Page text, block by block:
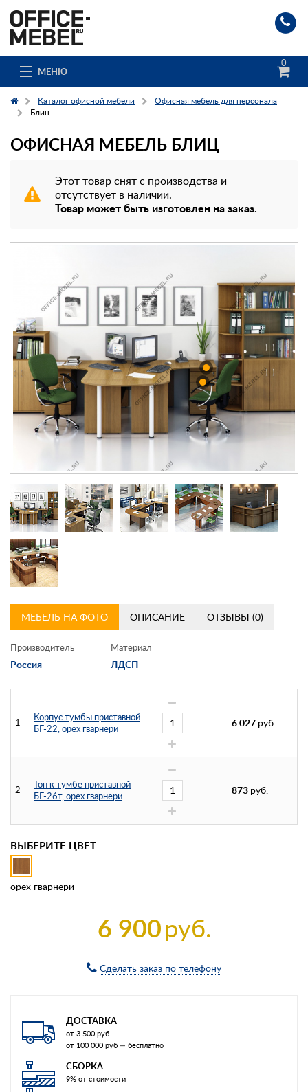
МЕНЮ
0
Каталог
Доставка и сборка
Заказ каталога
Контакты
Заказать обратный звонок
Каталог офисной мебели
Офисная мебель для персонала
Блиц
ОФИСНАЯ МЕБЕЛЬ БЛИЦ
Этот товар снят с производства и
отсутствует в наличии.
Товар может быть изготовлен на заказ.
МЕБЕЛЬ НА ФОТО ОПИСАНИЕ ОТЗЫВЫ (0)
Производитель
Россия
Материал
ЛДСП
1
Корпус тумбы приставной
БГ-22, орех гварнери
6 027 руб.
2
Топ к тумбе приставной
БГ-26т, орех гварнери
873 руб.
ВЫБЕРИТЕ ЦВЕТ
орех гварнери
6 900руб.
Сделать заказ по телефону
ДОСТАВКА
от 3 500 руб
от 100 000 руб — бесплатно
СБОРКА
9% от стоимости